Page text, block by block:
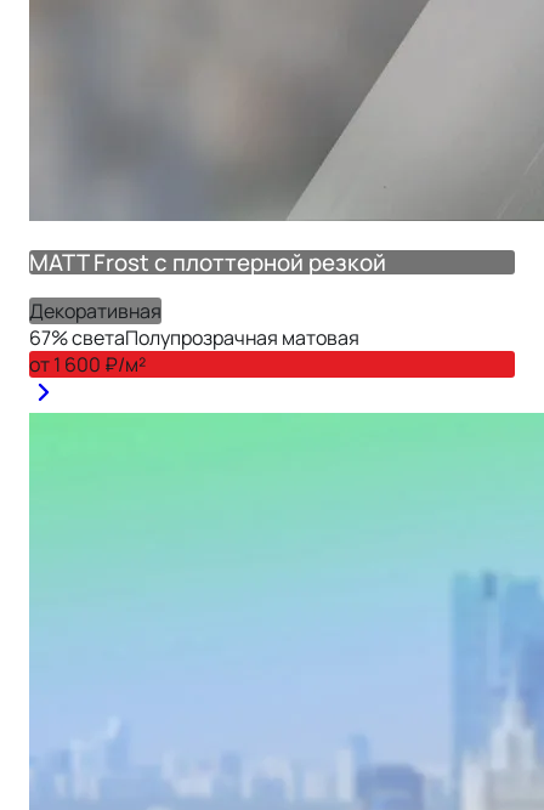
MATT Frost с плоттерной резкой
Декоративная
67% светаПолупрозрачная матовая
от1 600 ₽/м²